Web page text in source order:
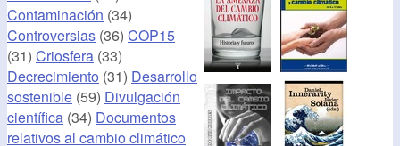
Contaminación (34)
Controversias (36) COP15
(31) Criosfera (33)
Decrecimiento (31) Desarrollo
sostenible (59) Divulgación
científica (34) Documentos
relativos al cambio climático